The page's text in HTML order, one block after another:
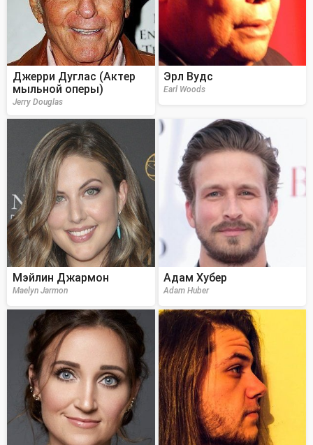
Джерри Дуглас (Актер
мыльной оперы)
Jerry Douglas
Эрл Вудс
Earl Woods
Мэйлин Джармон
Maelyn Jarmon
Адам Хубер
Adam Huber